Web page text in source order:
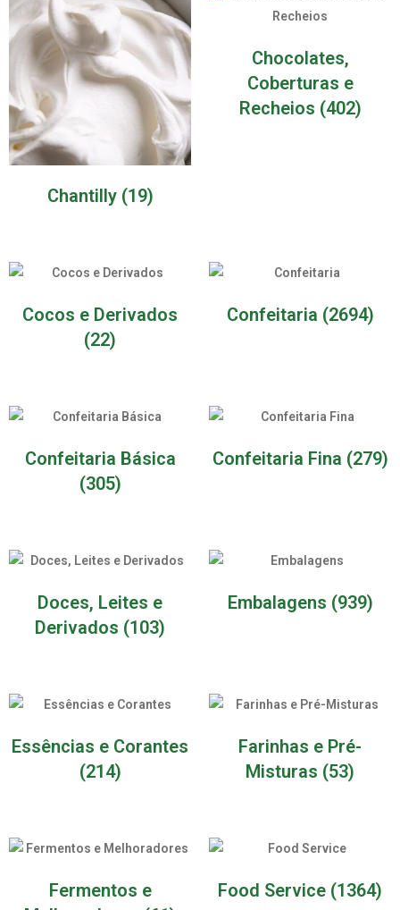
Chantilly (19)
Chocolates,
Coberturas e
Recheios (402)
Cocos e Derivados
(22)
Confeitaria (2694)
Confeitaria Básica
(305)
Confeitaria Fina (279)
Doces, Leites e
Derivados (103)
Embalagens (939)
Essências e Corantes
(214)
Farinhas e Pré-
Misturas (53)
Fermentos e
Food Service (1364)